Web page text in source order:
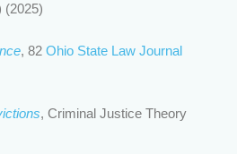
(2025)
, 82 Ohio State Law Journal
, Criminal Justice Theory